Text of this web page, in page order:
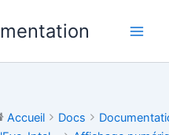
Accueil Docs